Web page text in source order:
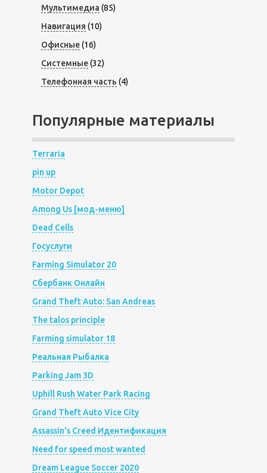
Мультимедиа (85)
Навигация (10)
Офисные(16)
Системные(32)
Телефонная часть (4)
Популярные материалы
Terraria
pin up
Motor Depot
Among Us [мод-меню]
Dead Cells
Госуслуги
Farming Simulator 20
Сбербанк Онлайн
Grand Theft Auto: San Andreas
The talos principle
Farming simulator 18
Реальная Рыбалка
Parking Jam 3D
Uphill Rush Water Park Racing
Grand Theft Auto Vice City
Assassin’s Creed Идентификация
Need for speed most wanted
Dream League Soccer 2020